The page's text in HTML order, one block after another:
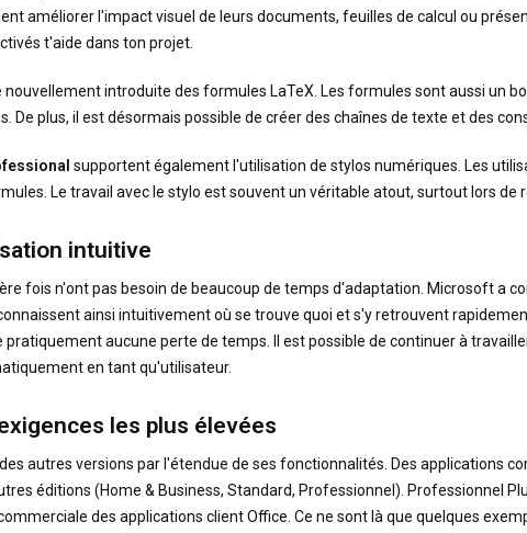
améliorer l'impact visuel de leurs documents, feuilles de calcul ou
t'aide dans ton projet.
introduite des formules LaTeX. Les formules sont aussi un
plus, il est désormais possible de créer des chaînes de texte et des
supportent également l'utilisation de stylos numériques. Les
Le travail avec le stylo est souvent un véritable atout, surtout lors de
intuitive
fois n'ont pas besoin de beaucoup de temps d'adaptation. Microsoft a
ainsi intuitivement où se trouve quoi et s'y retrouvent
aucune perte de temps. Il est possible de continuer à
en tant qu'utilisateur.
les plus élevées
autres versions par l'étendue de ses fonctionnalités. Des applications
éditions (Home & Business, Standard, Professionnel). Professionnel
des applications client Office. Ce ne sont là que quelques